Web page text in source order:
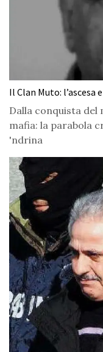
Il Clan Muto: l’ascesa
Dalla conquista
mafia: la parabola
'ndrina